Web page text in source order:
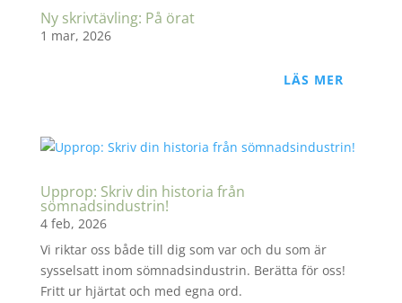
Ny skrivtävling: På örat
1 mar, 2026
LÄS MER
Upprop: Skriv din historia från
sömnadsindustrin!
4 feb, 2026
Vi riktar oss både till dig som var och du som är
sysselsatt inom sömnadsindustrin. Berätta för oss!
Fritt ur hjärtat och med egna ord.